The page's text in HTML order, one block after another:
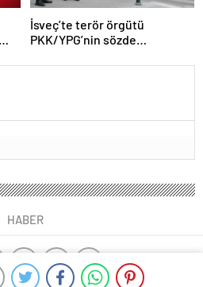
İsveç’te terör örgütü
PKK/YPG’nin sözde
HABER